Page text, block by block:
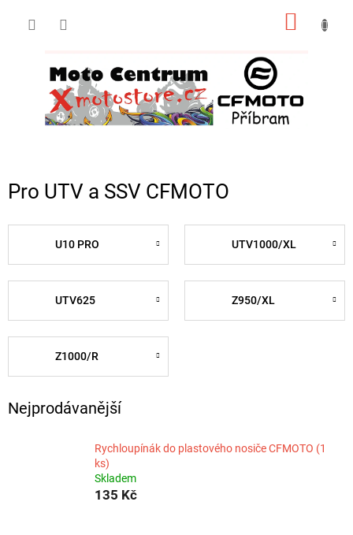
Pro UTV a SSV CFMOTO
U10 PRO UTV1000/XL
UTV625 Z950/XL
Z1000/R
Nejprodávanější
Rychloupínák do plastového nosiče CFMOTO (1
ks)
Skladem
135 Kč